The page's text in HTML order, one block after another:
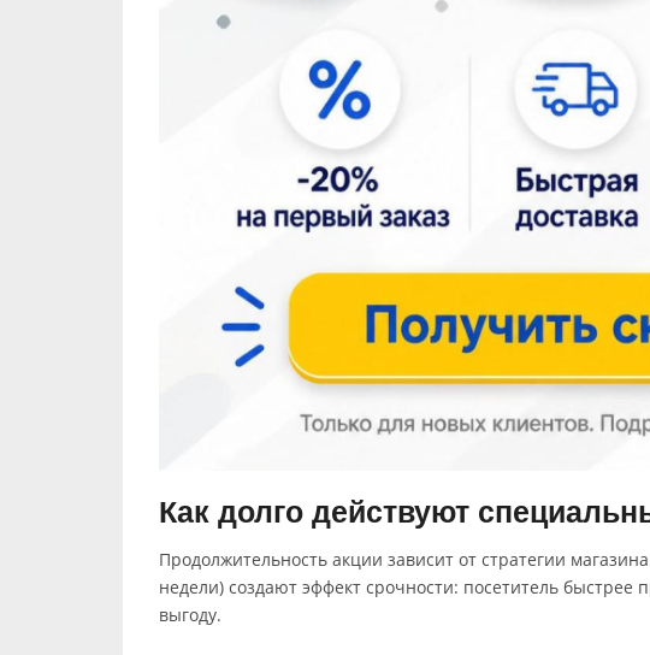
Как долго действуют
Продолжительность акции зависит от стратегии
недели) создают эффект срочности: посетитель
выгоду.